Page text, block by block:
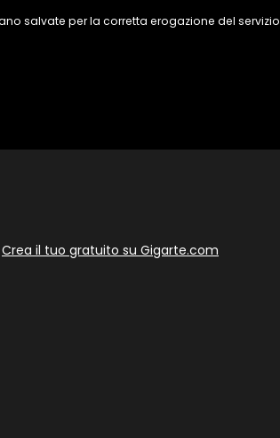
salvate per la corretta erogazione del servizio
Crea il tuo gratuito su Gigarte.com